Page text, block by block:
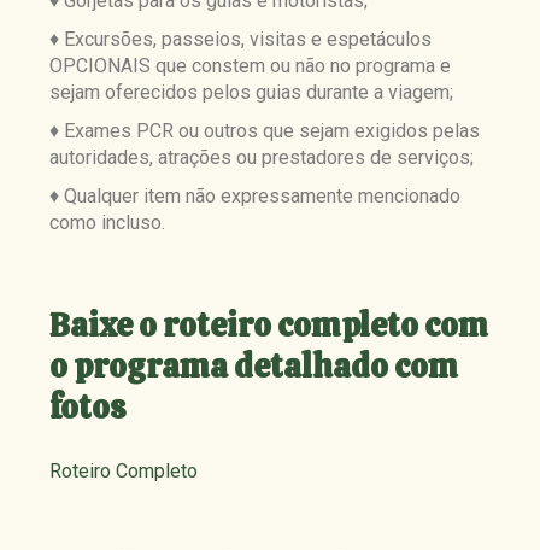
♦ Excursões, passeios, visitas e espetáculos
OPCIONAIS que constem ou não no programa e
sejam oferecidos pelos guias durante a viagem;
♦ Exames PCR ou outros que sejam exigidos pelas
autoridades, atrações ou prestadores de serviços;
♦ Qualquer item não expressamente mencionado
como incluso.
Baixe o roteiro completo com
o programa detalhado com
fotos
Roteiro Completo